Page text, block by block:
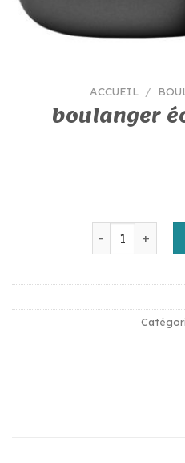
ACCUEIL /
boulanger
quantité de